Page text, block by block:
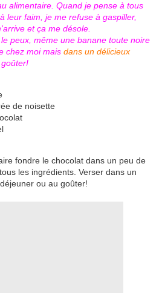
alimentaire. Quand je pense à tous
leur faim, je me refuse à gaspiller,
et ça me désole.
peux, même une banane toute noire
chez moi mais dans un délicieux
de noisette
fondre le chocolat dans un peu de
les ingrédients. Verser dans un
ou au goûter!